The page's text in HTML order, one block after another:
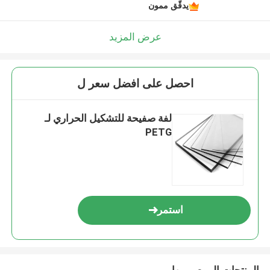
يدقّق ممون
عرض المزيد
احصل على افضل سعر ل
لفة صفيحة للتشكيل الحراري لـ
PETG
استمر